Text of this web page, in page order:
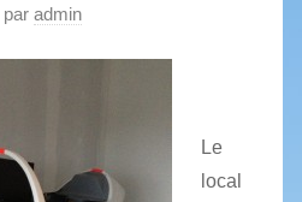
par admin
Le
local